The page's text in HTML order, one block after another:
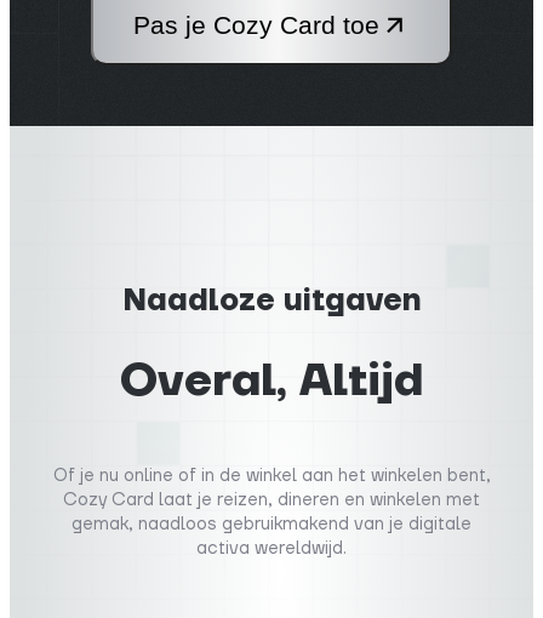
Pas je Cozy Card toe
Naadloze uitgaven
Overal, Altijd
Of je nu online of in de winkel aan het winkelen bent,
Cozy Card laat je reizen, dineren en winkelen met
gemak, naadloos gebruikmakend van je digitale
activa wereldwijd.